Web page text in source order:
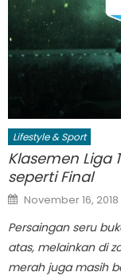
Lifestyle & Sport
Klasemen Liga
seperti Final
Posted
on
November 16, 2018
Persaingan seru
atas, melainkan di
merah juga masih